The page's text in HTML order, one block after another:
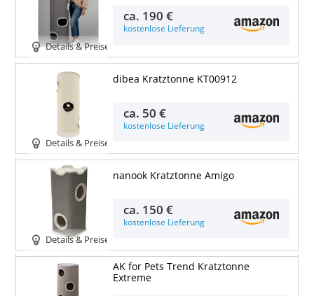
Details & Preise
ca. 190 €
kostenlose Lieferung
Details & Preise
dibea Kratztonne KT00912
ca. 50 €
kostenlose Lieferung
Details & Preise
nanook Kratztonne Amigo
ca. 150 €
kostenlose Lieferung
AK for Pets Trend Kratztonne
Extreme